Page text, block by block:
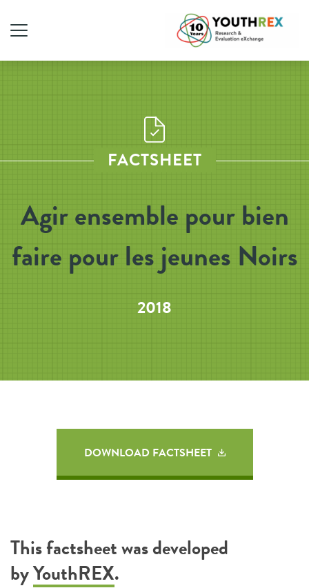
FACTSHEET
Agir ensemble pour bien
faire pour les jeunes Noirs
2018
DOWNLOAD FACTSHEET
This factsheet was developed
byYouthREX.